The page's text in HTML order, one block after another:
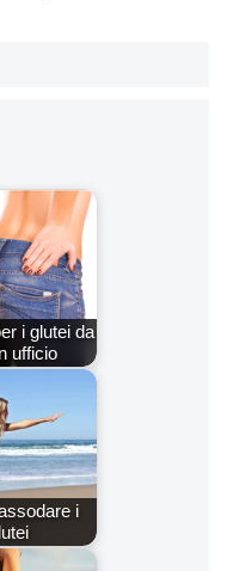
i glutei da
ufficio
i